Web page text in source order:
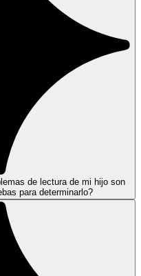
de lectura de mi hijo son
para determinarlo?